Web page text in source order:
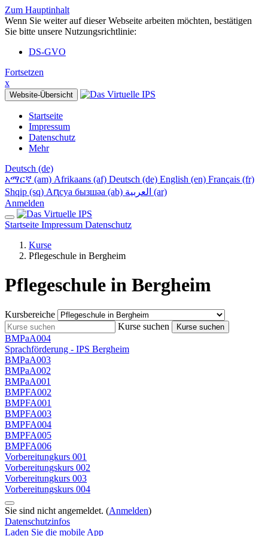
Zum Hauptinhalt
Wenn Sie weiter auf dieser Webseite arbeiten möchten, bestätigen
Sie bitte unsere Nutzungsrichtlinie:
DS-GVO
Fortsetzen
x
Website-Übersicht
Startseite
Impressum
Datenschutz
Mehr
Deutsch ‎(de)‎
አማርኛ ‎(am)‎ Afrikaans ‎(af)‎ Deutsch ‎(de)‎ English ‎(en)‎ Français ‎(fr)‎
Shqip ‎(sq)‎ Аԥсуа бызшәа ‎(ab)‎
العربية ‎(ar)‎
Anmelden
Startseite Impressum Datenschutz
Kurse
Pflegeschule in Bergheim
Pflegeschule in Bergheim
Kursbereiche
Kurse suchen
Kurse suchen
BMPaA004
Sprachförderung - IPS Bergheim
BMPaA003
BMPaA002
BMPaA001
BMPFA002
BMPFA001
BMPFA003
BMPFA004
BMPFA005
BMPFA006
Vorbereitungkurs 001
Vorbereitungskurs 002
Vorbereitungkurs 003
Vorbereitungskurs 004
Sie sind nicht angemeldet. (Anmelden)
Datenschutzinfos
Laden Sie die mobile App